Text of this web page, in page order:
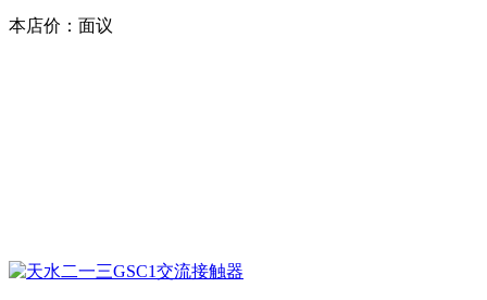
本店价： 面议